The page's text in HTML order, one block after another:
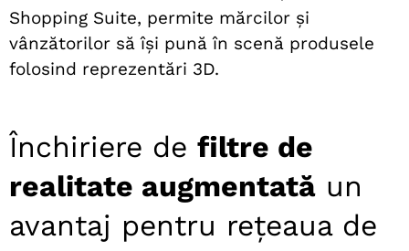
Shopping Suite, permite mărcilor și
vânzătorilor să își pună în scenă produsele
folosind reprezentări 3D.
Închiriere de filtre de
realitate augmentată un
avantaj pentru rețeaua de